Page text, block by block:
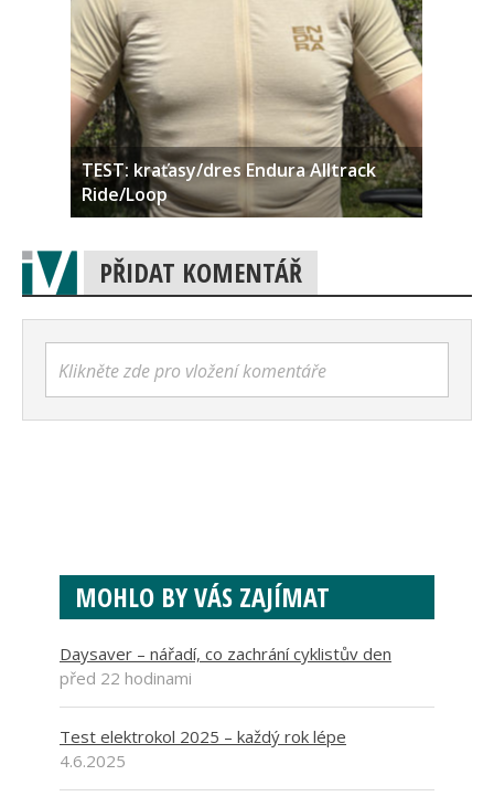
TEST: kraťasy/dres Endura Alltrack
Ride/Loop
PŘIDAT KOMENTÁŘ
Klikněte zde pro vložení komentáře
MOHLO BY VÁS ZAJÍMAT
Daysaver – nářadí, co zachrání cyklistův den
před 22 hodinami
Test elektrokol 2025 – každý rok lépe
4.6.2025